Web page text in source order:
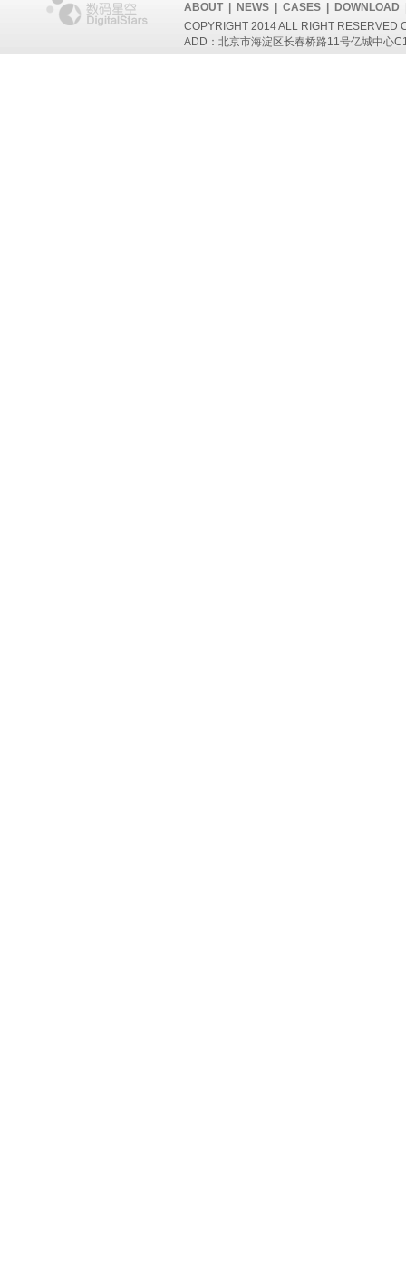
ABOUT| NEWS CASES DOWNLOAD
COPYRIGHT 2014 ALL RIGHT RESERVED
ADD：北京市海淀区长春桥路11号亿城中